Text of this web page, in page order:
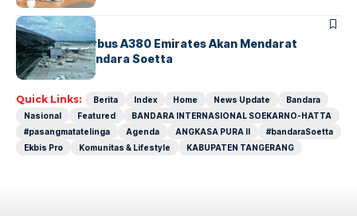
BANDARA BERITA
8 Agustus, Airbus A380 Emirates Akan Mendarat
Perdana di Bandara Soetta
Quick Links: Berita Index Home News Update
Bandara
Nasional
Featured
BANDARA INTERNASIONAL SOEKARNO-HATTA
#pasangmatatelinga
Agenda ANGKASA PURA II
#bandaraSoetta
Ekbis Pro
Komunitas & Lifestyle KABUPATEN TANGERANG